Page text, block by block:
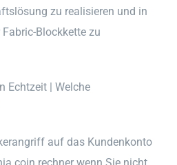
zu realisieren und in
Blockkette zu
Echtzeit | Welche
auf das Kundenkonto
coin rechner wenn Sie nicht